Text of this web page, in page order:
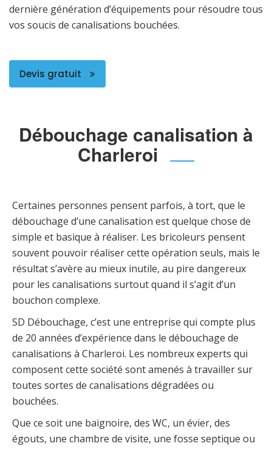
dernière génération d’équipements pour résoudre tous
vos soucis de canalisations bouchées.
Devis gratuit
Débouchage canalisation à
Charleroi
Certaines personnes pensent parfois, à tort, que le
débouchage d’une canalisation est quelque chose de
simple et basique à réaliser. Les bricoleurs pensent
souvent pouvoir réaliser cette opération seuls, mais le
résultat s’avère au mieux inutile, au pire dangereux
pour les canalisations surtout quand il s’agit d’un
bouchon complexe.
SD Débouchage, c’est une entreprise qui compte plus
de 20 années d’expérience dans le débouchage de
canalisations à Charleroi. Les nombreux experts qui
composent cette société sont amenés à travailler sur
toutes sortes de canalisations dégradées ou
bouchées.
Que ce soit une baignoire, des WC, un évier, des
égouts, une chambre de visite, une fosse septique ou